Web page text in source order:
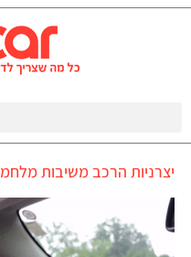
יצרניות הרכב משיבות